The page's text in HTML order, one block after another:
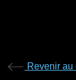
Revenir au